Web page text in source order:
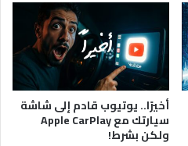
أخيرًا.. يوتيوب قادم إلى شاشة
سيارتك مع Apple CarPlay
ولكن بشرط!